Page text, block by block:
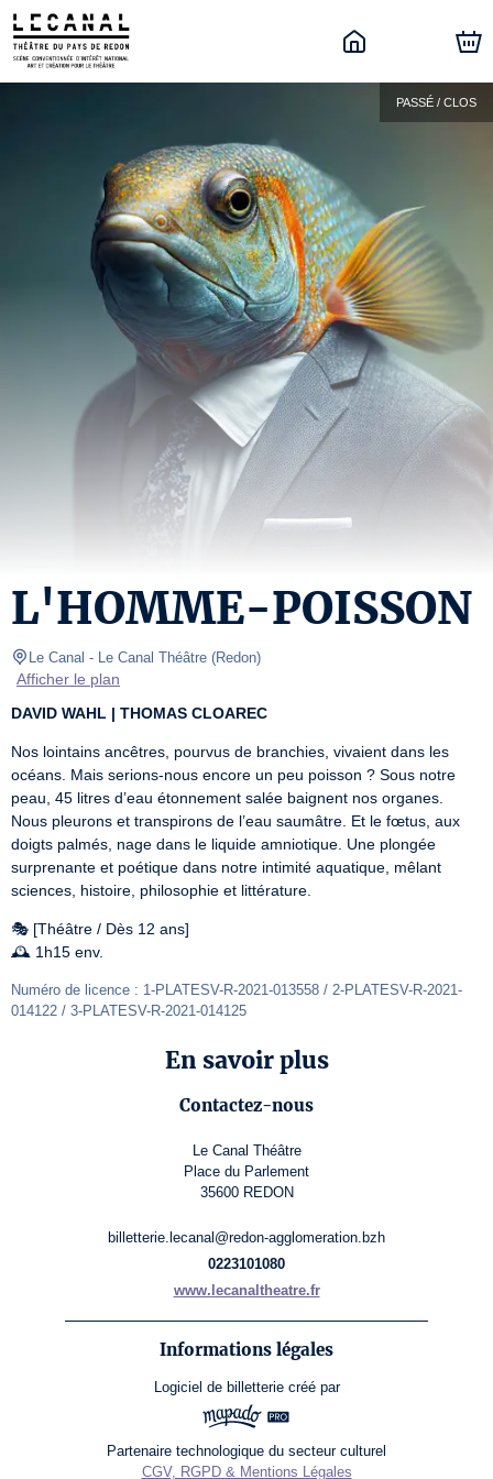
PASSÉ / CLOS
L'HOMME-POISSON
Le Canal - Le Canal Théâtre (Redon)
Afficher le plan
DAVID WAHL | THOMAS CLOAREC
Nos lointains ancêtres, pourvus de branchies, vivaient dans les
océans. Mais serions-nous encore un peu poisson ? Sous notre
peau, 45 litres d’eau étonnement salée baignent nos organes.
Nous pleurons et transpirons de l’eau saumâtre. Et le fœtus, aux
doigts palmés, nage dans le liquide amniotique. Une plongée
surprenante et poétique dans notre intimité aquatique, mêlant
sciences, histoire, philosophie et littérature.
🎭 [Théâtre / Dès 12 ans]
🕰️ 1h15 env.
Numéro de licence : 1-PLATESV-R-2021-013558 / 2-PLATESV-R-2021-
014122 / 3-PLATESV-R-2021-014125
En savoir plus
Contactez-nous
Le Canal Théâtre
Place du Parlement
35600 REDON
billetterie.lecanal@redon-agglomeration.bzh
0223101080
www.lecanaltheatre.fr
Informations légales
Logiciel de billetterie créé par
Partenaire technologique du secteur culturel
CGV, RGPD & Mentions Légales